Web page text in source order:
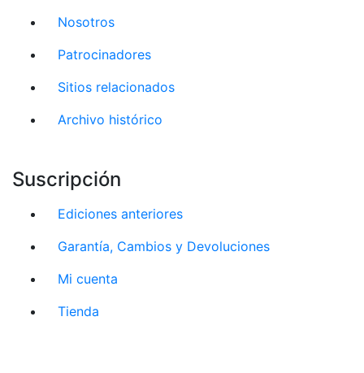
Nosotros
Patrocinadores
Sitios relacionados
Archivo histórico
Suscripción
Ediciones anteriores
Garantía, Cambios y Devoluciones
Mi cuenta
Tienda